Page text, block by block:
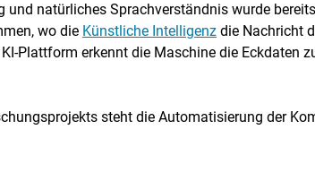
und natürliches Sprachverständnis wurde
wo die Künstliche Intelligenz die Nachricht
Plattform erkennt die Maschine die Eckdaten
steht die Automatisierung der